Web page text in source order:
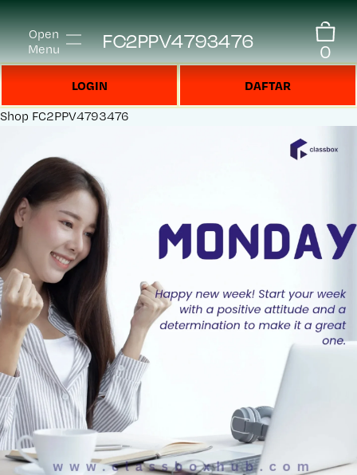
Open
Menu
FC2PPV4793476 0
LOGIN DAFTAR
Shop FC2PPV4793476